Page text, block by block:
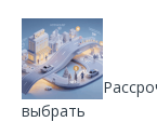
выбрать